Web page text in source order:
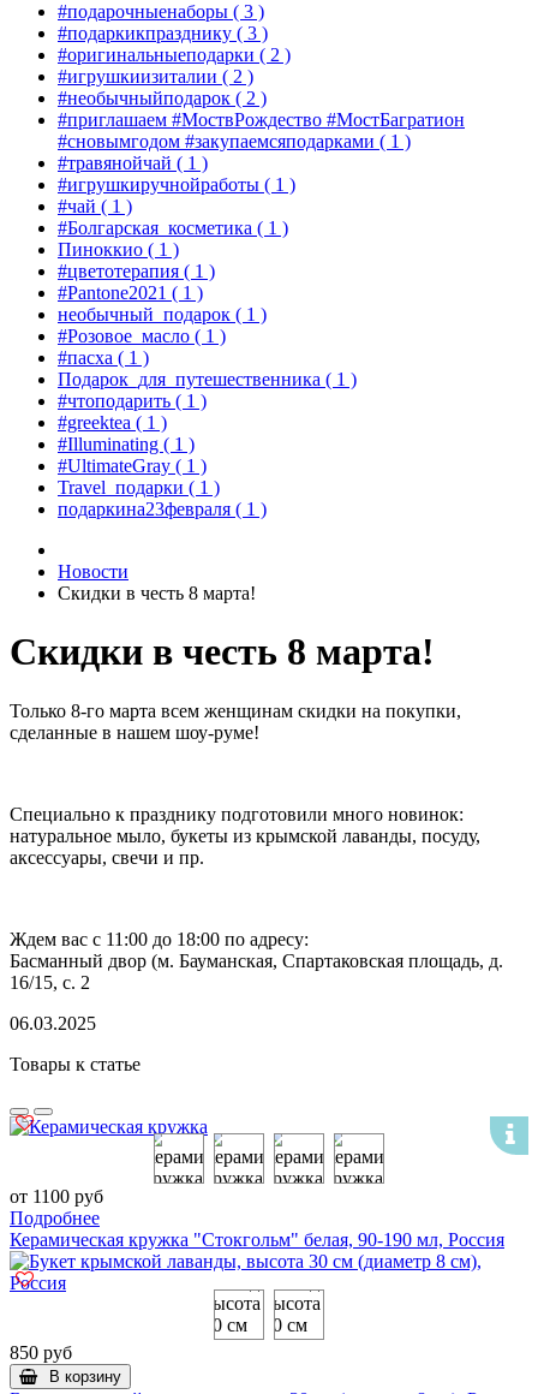
#подарочныенаборы ( 3 )
#подаркикпразднику ( 3 )
#оригинальныеподарки ( 2 )
#игрушкиизиталии ( 2 )
#необычныйподарок ( 2 )
#приглашаем #МоствРождество #МостБагратион
#сновымгодом #закупаемсяподарками ( 1 )
#травянойчай ( 1 )
#игрушкиручнойработы ( 1 )
#чай ( 1 )
#Болгарская_косметика ( 1 )
Пиноккио ( 1 )
#цветотерапия ( 1 )
#Pantone2021 ( 1 )
необычный_подарок ( 1 )
#Розовое_масло ( 1 )
#пасха ( 1 )
Подарок_для_путешественника ( 1 )
#чтоподарить ( 1 )
#greektea ( 1 )
#Illuminating ( 1 )
#UltimateGray ( 1 )
Travel_подарки ( 1 )
подаркина23февраля ( 1 )
Новости
Скидки в честь 8 марта!
Скидки в честь 8 марта!
Только 8-го марта всем женщинам скидки на покупки,
сделанные в нашем шоу-руме!
Специально к празднику подготовили много новинок:
натуральное мыло, букеты из крымской лаванды, посуду,
аксессуары, свечи и пр.
Ждем вас с 11:00 до 18:00 по адресу:
Басманный двор (м. Бауманская, Спартаковская площадь, д.
16/15, с. 2
06.03.2025
Товары к статье
от 1100 руб
Подробнее
Керамическая кружка "Стокгольм" белая, 90-190 мл, Россия
850 руб
В корзину